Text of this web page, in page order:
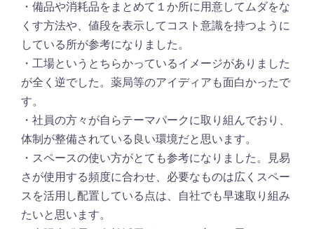
・備品や消耗品をまとめて１か所に用意してムダをな
くす方法や、値段を表示してコスト意識を持つように
している所が参考になりました。
・工場というとちらかっているイメージがありました
が全く逆でした。薬局等のアイディアも面白かったで
す。
・社員の方々が自らテーマパークに取り組んでおり、
体制が整備されている良い環境だと思います。
・スペースの使い方がとても参考になりました。見易
さが使用する頻度に合わせ、必要なものは広くスペー
スを活用し配置している点は、自社でも早速取り組み
たいと思います。